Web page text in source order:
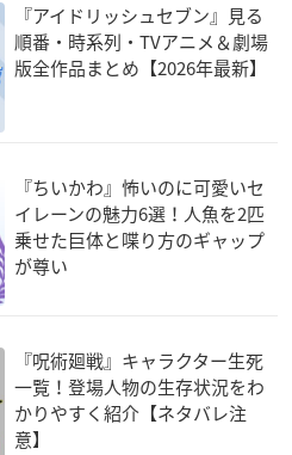
『アイドリッシュセブン』見る
順番・時系列・TVアニメ＆劇場
版全作品まとめ【2026年最新】
『ちいかわ』怖いのに可愛いセ
イレーンの魅力6選！人魚を2匹
乗せた巨体と喋り方のギャップ
が尊い
『呪術廻戦』キャラクター生死
一覧！登場人物の生存状況をわ
かりやすく紹介【ネタバレ注
意】